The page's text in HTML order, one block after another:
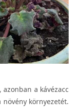
a kávézacc
környezetét.